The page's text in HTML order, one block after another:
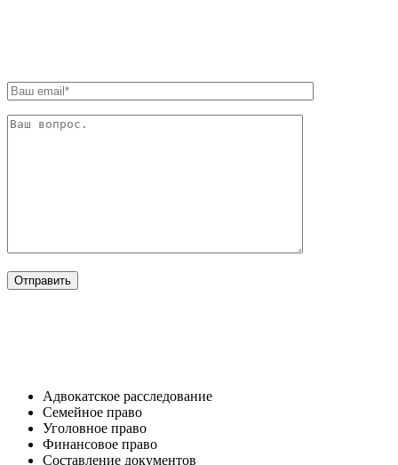
Адвокатское расследование
Семейное право​
Уголовное право​
Финансовое право
Составление документов​